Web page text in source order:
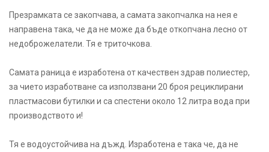
Презрамката се закопчава, а самата закопчалка на нея е
направена така, че да не може да бъде откопчана лесно от
недоброжелатели. Тя е триточкова.
Самата раница е изработена от качествен здрав полиестер,
за чието изработване са използвани 20 броя рециклирани
пластмасови бутилки и са спестени около 12 литра вода при
производството и!
Тя е водоустойчива на дъжд. Изработена е така че, да не